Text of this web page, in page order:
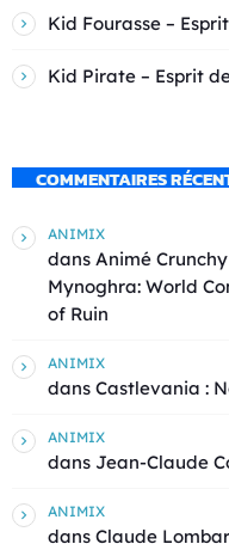
Kid Fourasse –
Kid Pirate – Esprit
COMMENTAIRES
ANIMIX
dans Animé
Mynoghra: World
of Ruin
ANIMIX
dans Castlevania :
ANIMIX
dans Jean-Claude
ANIMIX
dans Claude